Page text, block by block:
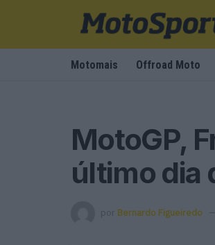
Motomais Offroad Moto
MotoGP,
último dia
por Bernardo Figueiredo